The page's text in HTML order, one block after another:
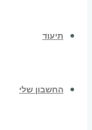
תיעוד
החשבון שלי